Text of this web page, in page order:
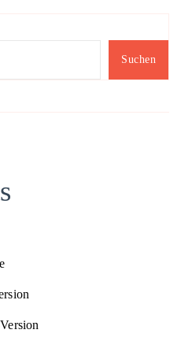
Suchen